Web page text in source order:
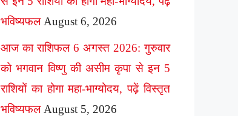
भविष्यफल August 6, 2026
आज का राशिफल 6 अगस्त 2026: गुरुवार
को भगवान विष्णु की असीम कृपा से इन 5
राशियों का होगा महा-भाग्योदय, पढ़ें विस्तृत
भविष्यफल August 5, 2026